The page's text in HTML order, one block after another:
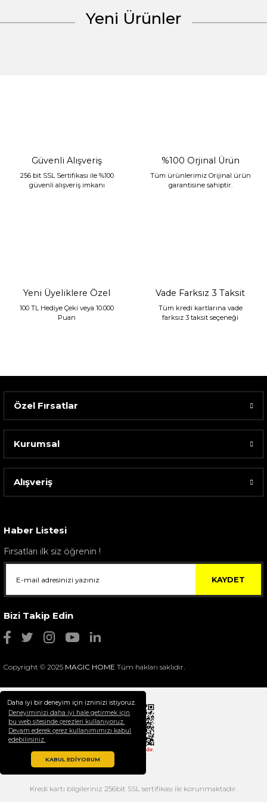
Daha iyi bir deneyim için izninizi istiyoruz.
Deneyiminizi daha iyi hale getirmek için
bu web sitesinde çerezleri kullanıyoruz.
Devam ederek çerez kullanımımızı kabul
edebilirsiniz.
KABUL EDİYORUM
Yeni Ürünler
Sarev Elfıda Flanel Nevresim Takımı Çift Kişili...
Selim Dekor Chain 15x20 Çerçeve Vizon
1.595,00 TL
Güvenli Alışveriş
256 bit SSL Sertifikası ile %100
güvenli alışveriş imkanı
%100 Orjinal Ürün
Tüm ürünlerimiz Orijinal ürün
garantisine sahiptir.
Yeni Üyeliklere Özel
100 TL Hediye Çeki veya 10.000
Puan
Vade Farksız 3 Taksit
Tüm kredi kartlarına vade
farksız 3 taksit seçeneği
Özel Fırsatlar
Kurumsal
Alışveriş
Haber Listesi
Fırsatları ilk siz öğrenin !
KAYDET
Bizi Takip Edin
Copyright © 2025 MAGIC HOME Tüm hakları saklıdır.
Kredi kartı bilgileriniz 256bit SSL sertifikası ile korunmaktadır.